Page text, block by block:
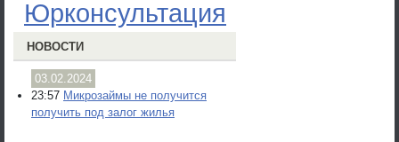
Юрконсультация
НОВОСТИ
03.02.2024
23:57 Микрозаймы не получится
получить под залог жилья